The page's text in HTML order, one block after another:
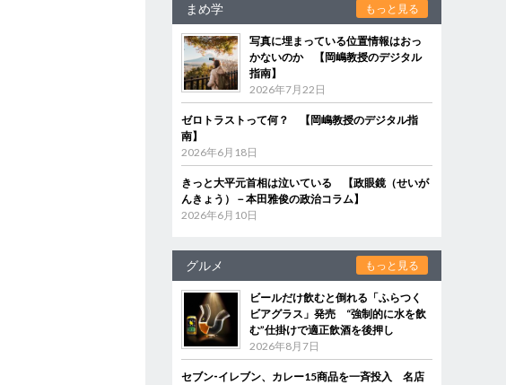
まめ学 もっと見る
写真に埋まっている位置情報はおっ
かないのか 【岡嶋教授のデジタル
指南】
2026年7月22日
ゼロトラストって何？ 【岡嶋教授のデジタル指
南】
2026年6月18日
きっと大平元首相は泣いている 【政眼鏡（せいが
んきょう）－本田雅俊の政治コラム】
2026年6月10日
グルメ もっと見る
ビールだけ飲むと倒れる「ふらつく
ビアグラス」発売 “強制的に水を飲
む”仕掛けで適正飲酒を後押し
2026年8月7日
セブン‐イレブン、カレー15商品を一斉投入 名店